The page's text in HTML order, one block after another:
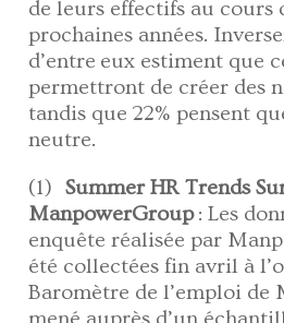
de leurs effectifs au cours
prochaines années.
d’entre eux estiment que
permettront de créer des
tandis que 22% pensent
neutre.
(1)Summer HR Trends
ManpowerGroup: Les
enquête réalisée par
été collectées fin avril à
Baromètre de l’emploi de